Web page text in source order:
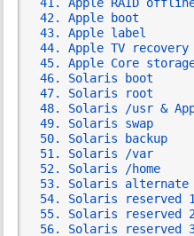
Apple RAID
Apple boot
Apple label
Apple TV
Apple Core
Solaris boot
Solaris root
Solaris /usr &
Solaris swap
Solaris backup
Solaris /var
Solaris /home
Solaris alternate
Solaris reserved
Solaris reserved
Solaris reserved